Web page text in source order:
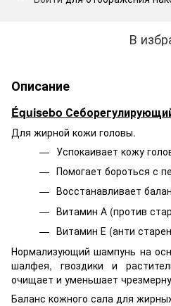
В
Описание
Équisebo
Для жирной кожи головы.
Успокаивает кожу
Помогает бороться с
Восстанавливает
Витамин А (против
Витамин Е (анти
Нормализующий шампунь на
шалфея, гвоздики и
очищает и уменьшает
Баланс кожного сала для